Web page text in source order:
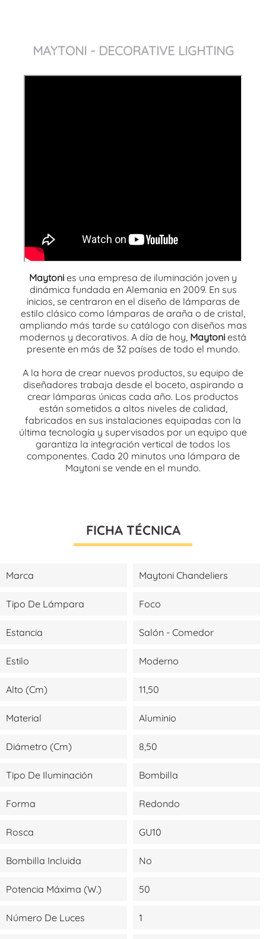
MAYTONI - DECORATIVE LIGHTING
Maytoni es una empresa de iluminación joven y
dinámica fundada en Alemania en 2009. En sus
inicios, se centraron en el diseño de lámparas de
estilo clásico como lámparas de araña o de cristal,
ampliando más tarde su catálogo con diseños mas
modernos y decorativos. A día de hoy, Maytoni está
presente en más de 32 países de todo el mundo.
A la hora de crear nuevos productos, su equipo de
diseñadores trabaja desde el boceto, aspirando a
crear lámparas únicas cada año. Los productos
están sometidos a altos niveles de calidad,
fabricados en sus instalaciones equipadas con la
última tecnología y supervisados por un equipo que
garantiza la integración vertical de todos los
componentes. Cada 20 minutos una lámpara de
Maytoni se vende en el mundo.
FICHA TÉCNICA
Marca Maytoni Chandeliers
Tipo De Lámpara Foco
Estancia Salón - Comedor
Estilo Moderno
Alto (cm) 11,50
Material Aluminio
Diámetro (cm) 8,50
Tipo De Iluminación Bombilla
Forma Redondo
Rosca GU10
Bombilla Incluida No
Potencia Máxima (W.) 50
Número De Luces 1